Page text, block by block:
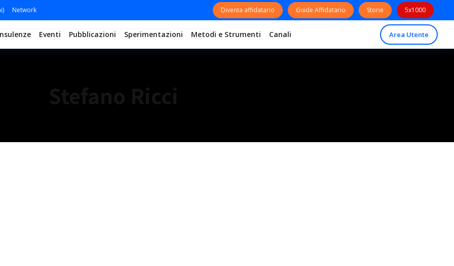
Network Diventa affidatario Guide Affidatario Storie 5x1000
Eventi Pubblicazioni Sperimentazioni Metodi e Strumenti Canali Area Utente